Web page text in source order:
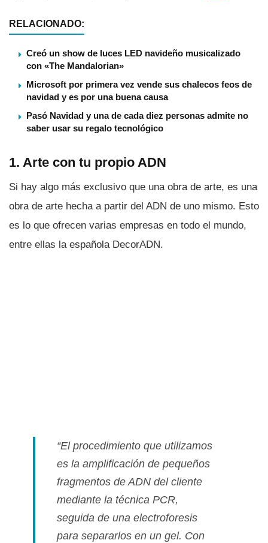
RELACIONADO:
Creó un show de luces LED navideño musicalizado
con «The Mandalorian»
Microsoft por primera vez vende sus chalecos feos de
navidad y es por una buena causa
Pasó Navidad y una de cada diez personas admite no
saber usar su regalo tecnológico
1. Arte con tu propio ADN
Si hay algo más exclusivo que una obra de arte, es una
obra de arte hecha a partir del ADN de uno mismo. Esto
es lo que ofrecen varias empresas en todo el mundo,
entre ellas la española DecorADN.
“El procedimiento que utilizamos
es la amplificación de pequeños
fragmentos de ADN del cliente
mediante la técnica PCR,
seguida de una electroforesis
para separarlos en un gel. Con